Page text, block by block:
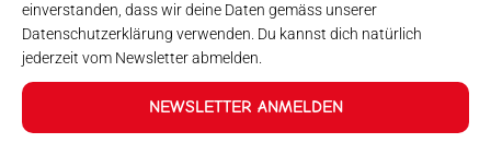
einverstanden, dass wir deine Daten gemäss unserer
Datenschutzerklärung verwenden. Du kannst dich natürlich
jederzeit vom Newsletter abmelden.
NEWSLETTER ANMELDEN